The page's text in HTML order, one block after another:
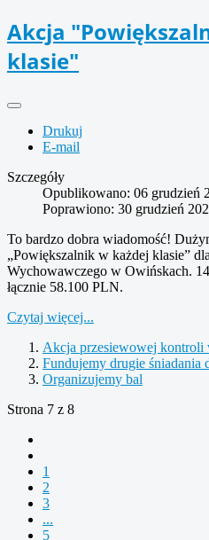
Akcja
klasie"
Drukuj
E-mail
Szczegóły
Opublikowano: 06 grudzień
Poprawiono: 30 grudzień
To bardzo dobra wiadomość!
„Powiększalnik w każdej klasie”
Wychowawczego w Owińskach.
łącznie 58.100 PLN.
Czytaj więcej...
Akcja przesiewowej kontroli
Fundujemy drugie śniadania
Organizujemy bal
Strona 7 z 8
1
2
3
...
5